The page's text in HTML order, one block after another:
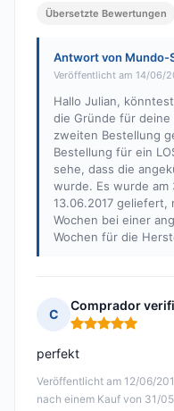
Übersetzte Bewertungen
Antwort von Mundo-
Veröffentlicht am 14/06/
Hallo Julian,
die Gründe für
zweiten Bestellung
Bestellung für ein
sehe, dass die
wurde. Es wurde am
13.06.2017 geliefert,
Wochen bei einer
Wochen für die
C
Comprador
Hinweis: 5 von 5
Veröffentlicht am 12/06/
nach einem Kauf von 31/
perfekt